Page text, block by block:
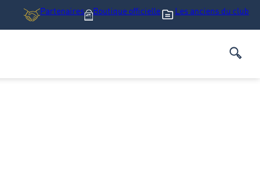
Partenaires Boutique officielle Les anciens du club